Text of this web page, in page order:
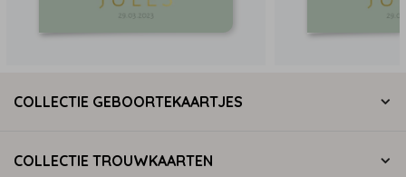
COLLECTIE GEBOORTEKAARTJES
COLLECTIE TROUWKAARTEN